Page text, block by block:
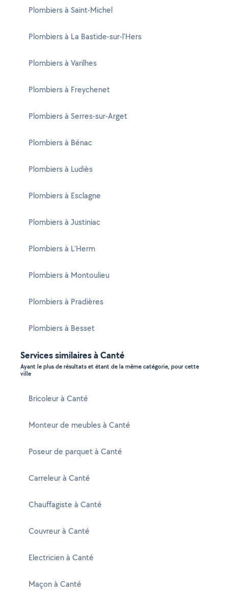
Plombiers à Saint-Michel
Plombiers à La Bastide-sur-l'Hers
Plombiers à Varilhes
Plombiers à Freychenet
Plombiers à Serres-sur-Arget
Plombiers à Bénac
Plombiers à Ludiès
Plombiers à Esclagne
Plombiers à Justiniac
Plombiers à L'Herm
Plombiers à Montoulieu
Plombiers à Pradières
Plombiers à Besset
Services similaires à Canté
Ayant le plus de résultats et étant de la même catégorie, pour cette
ville
Bricoleur à Canté
Monteur de meubles à Canté
Poseur de parquet à Canté
Carreleur à Canté
Chauffagiste à Canté
Couvreur à Canté
Electricien à Canté
Maçon à Canté